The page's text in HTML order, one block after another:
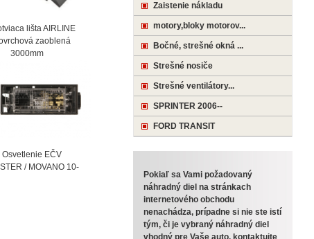
Zaistenie nákladu
motory,bloky motorov...
Bočné, strešné okná ...
Strešné nosiče
Strešné ventilátory...
SPRINTER 2006--
FORD TRANSIT
Pokiaľ sa Vami požadovaný
náhradný diel na stránkach
internetového obchodu
nenachádza, prípadne si nie ste istí
tým, či je vybraný náhradný diel
vhodný pre Vaše auto, kontaktujte
lišta AIRLINE
zaoblená
EČV
/ MOVANO 10-